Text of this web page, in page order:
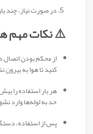
در صورت نیاز، چند
⚠️ نکات مهم
از محکم بودن
کنید تا هوا به
حد به لوله‌ها وارد
پس از استفاده،